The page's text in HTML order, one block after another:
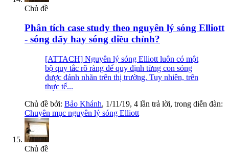
Chủ đề
Phân tích case study theo nguyên lý sóng Elliott
- sóng đẩy hay sóng điều chỉnh?
[ATTACH] Nguyên lý sóng Elliott luôn có một
bộ quy tắc rõ ràng để quy định từng con sóng
được đánh nhãn trên thị trường. Tuy nhiên, trên
thực tế...
Chủ đề bởi: Bảo Khánh, 1/11/19, 4 lần trả lời, trong diễn đàn:
Chuyên mục nguyên lý sóng Elliott
Chủ đề